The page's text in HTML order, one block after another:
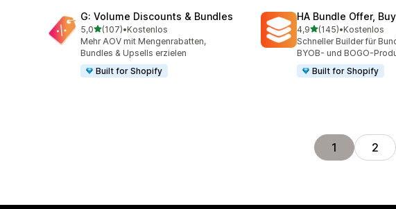
G: Volume Discounts & Bundles
5,0von 5 Sternen
(107)
107 Rezensionen insgesamt
•Kostenlos
Mehr AOV mit Mengenrabatten,
Bundles & Upsells erzielen
Built for Shopify
HA Bundle Offer,
4,9von 5 Sternen
(145)
145 Rezensionen
•Kostenlos
Schneller Builder für
BYOB- und BOGO-
Built for Shopify
1 2